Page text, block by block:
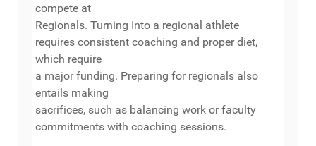
compete at
Regionals. Turning Into a regional athlete
requires consistent coaching and proper diet,
which require
a major funding. Preparing for regionals also
entails making
sacrifices, such as balancing work or faculty
commitments with coaching sessions.